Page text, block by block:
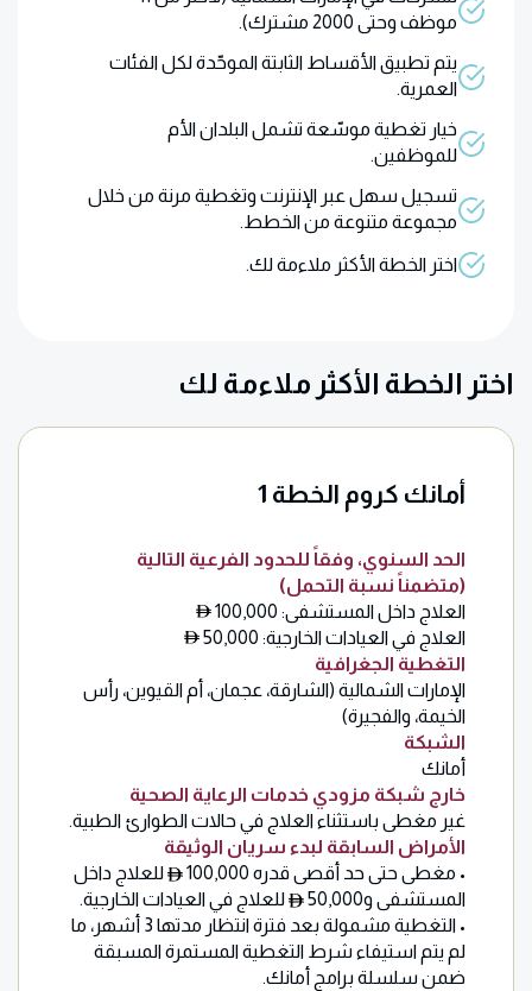
موظف وحتى 2000 مشترك).
يتم تطبيق الأقساط الثابتة الموحّدة لكل الفئات
العمرية.
خيار تغطية موسّعة تشمل البلدان الأم
للموظفين.
تسجيل سهل عبر الإنترنت وتغطية مرنة من خلال
مجموعة متنوعة من الخطط.
اختر الخطة الأكثر ملاءمة لك.
اختر الخطة الأكثر ملاءمة لك
أمانك كروم الخطة 1
الحد السنوي، وفقاً للحدود الفرعية التالية
(متضمناً نسبة التحمل)
العلاج داخل المستشفى: 100,000
العلاج في العيادات الخارجية: 50,000
التغطية الجغرافية
الإمارات الشمالية (الشارقة، عجمان، أم القيوين، رأس
الخيمة، والفجيرة)
الشبكة
أمانك
خارج شبكة مزودي خدمات الرعاية الصحية
غير مغطى باستثناء العلاج في حالات الطوارئ الطبية.
الأمراض السابقة لبدء سريان الوثيقة
• مغطى حتى حد أقصى قدره 100,000
للعلاج داخل
المستشفى و50,000
للعلاج في العيادات الخارجية.
• التغطية مشمولة بعد فترة انتظار مدتها 3 أشهر، ما
لم يتم استيفاء شرط التغطية المستمرة المسبقة
ضمن سلسلة برامج أمانك.